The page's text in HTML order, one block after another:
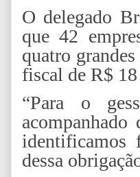
O delegado
que 42
quatro
fiscal de R$
“Para o
identificamos
dessa